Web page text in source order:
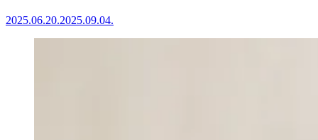
2025.06.20.2025.09.04.